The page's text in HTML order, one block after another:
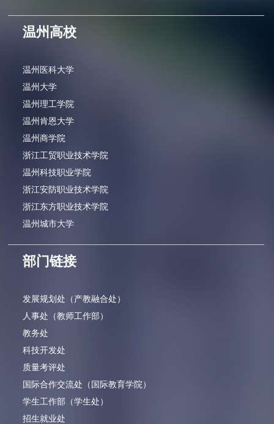
温州高校
温州医科大学
温州大学
温州理工学院
温州肯恩大学
温州商学院
浙江工贸职业技术学院
温州科技职业学院
浙江安防职业技术学院
浙江东方职业技术学院
温州城市大学
部门链接
发展规划处（产教融合处）
人事处（教师工作部）
教务处
科技开发处
质量考评处
国际合作交流处（国际教育学院）
学生工作部（学生处）
招生就业处